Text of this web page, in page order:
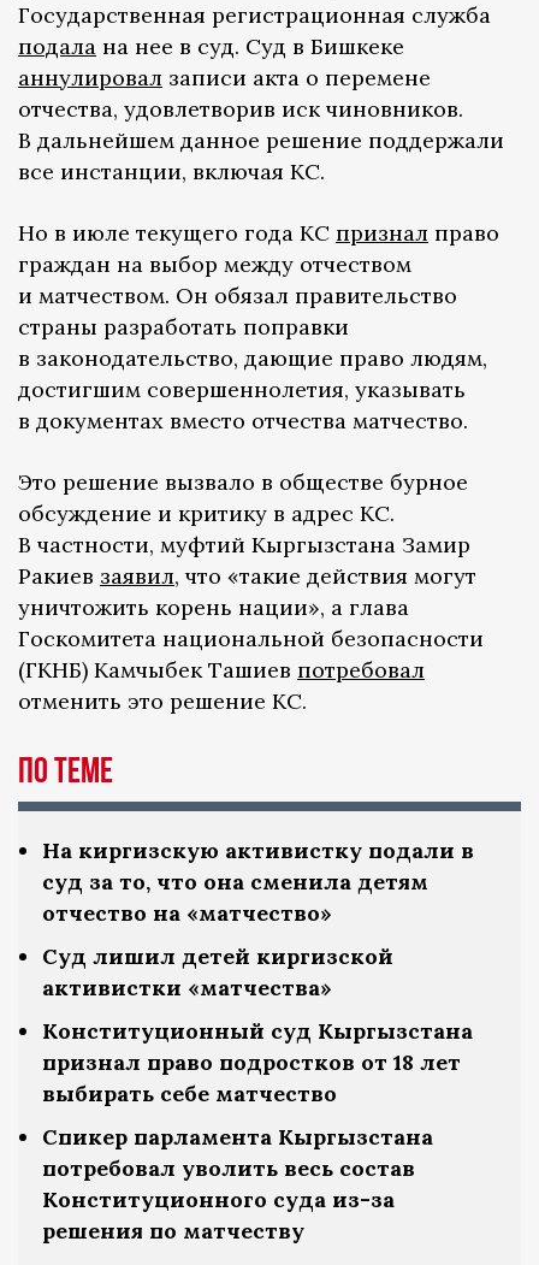
Государственная регистрационная служба
подала на нее в суд. Суд в Бишкеке
аннулировал записи акта о перемене
отчества, удовлетворив иск чиновников.
В дальнейшем данное решение поддержали
все инстанции, включая КС.
Но в июле текущего года КС признал право
граждан на выбор между отчеством
и матчеством. Он обязал правительство
страны разработать поправки
в законодательство, дающие право людям,
достигшим совершеннолетия, указывать
в документах вместо отчества матчество.
Это решение вызвало в обществе бурное
обсуждение и критику в адрес КС.
В частности, муфтий Кыргызстана Замир
Ракиев заявил, что «такие действия могут
уничтожить корень нации», а глава
Госкомитета национальной безопасности
(ГКНБ) Камчыбек Ташиев потребовал
отменить это решение КС.
По теме
На киргизскую активистку подали в
суд за то, что она сменила детям
отчество на «матчество»
Суд лишил детей киргизской
активистки «матчества»
Конституционный суд Кыргызстана
признал право подростков от 18 лет
выбирать себе матчество
Спикер парламента Кыргызстана
потребовал уволить весь состав
Конституционного суда из-за
решения по матчеству